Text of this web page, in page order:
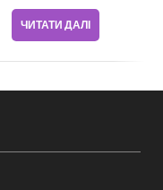
ЧИТАТИ ДАЛІ